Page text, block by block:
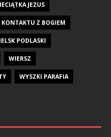
JEZUS
KONTAKTU Z BOGIEM
PODLASKI
WIERSZ
WYSZKI PARAFIA